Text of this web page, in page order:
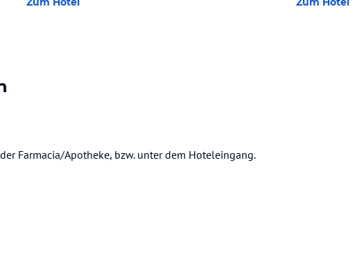
Farmacia/Apotheke, bzw. unter dem Hoteleingang.